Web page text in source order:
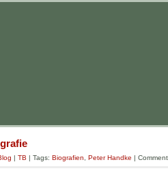
| TB | Tags: Biografien Peter Handke |